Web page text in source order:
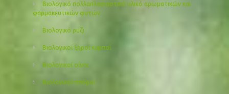
Βιολογικό πολλαπλασιαστικό υλικό αρωματικών και
φαρμακευτικών φυτών
Βιολογικό ρύζι
Βιολογικοί ξηροί καρποί
Βιολογικοί οίνοι
Βιολογικοί σπόροι